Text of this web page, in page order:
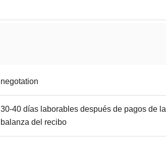
negotation
30-40 días laborables después de pagos de la
balanza del recibo